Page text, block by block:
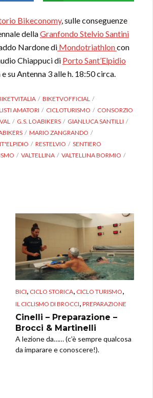
Bikeconomy, sulle conseguenze
dellaGranfondo Stelvio Santini
Nardone di Mondotriathloncon
Chiappuci di Porto Sant’Elpidio
su Antenna 3 alle h. 18:50 circa.
BIKETVOFFICIAL
AMATORI CICLOTURISMO
CONSORZIO
G.S. LOABIKERS
GIANLUCA SANTILLI
MARIO ZANGRANDO
RESTELVIO
SENTIERO
VALTELLINA
VALTELLINA BORMIO
BICI, CICLO STORICA, CICLO TURISMO,
IL CICLISMO DI BROCCI, PREPARAZIONE
Cinelli – Preparazione –
Brocci & Martinelli
A lezione da…… (c’è sempre qualcosa
da imparare e conoscere!).